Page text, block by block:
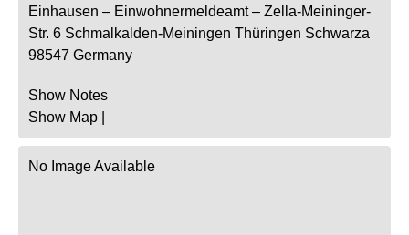
Einhausen – Einwohnermeldeamt – Zella-Meininger-
Str. 6 Schmalkalden-Meiningen Thüringen Schwarza
98547 Germany
Show Notes
Show Map
No Image Available